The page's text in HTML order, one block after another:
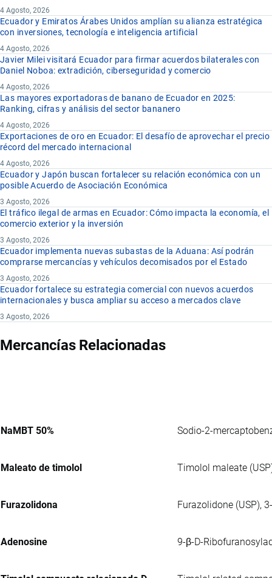
4 Agosto, 2026
Ecuador y Emiratos Árabes Unidos amplían su alianza estratégica
con inversiones, tecnología e inteligencia artificial
4 Agosto, 2026
Javier Milei visitará Ecuador para firmar acuerdos bilaterales con
Daniel Noboa: extradición, ciberseguridad y comercio
4 Agosto, 2026
Las mayores exportadoras de banano de Ecuador en 2025:
Ranking, cifras y análisis del sector bananero
4 Agosto, 2026
Exportaciones de oro en Ecuador: El desafío de aprovechar el precio
récord del mercado internacional
4 Agosto, 2026
Ecuador y Japón buscan fortalecer su relación económica con un
posible Acuerdo de Asociación Económica
3 Agosto, 2026
El tráfico ilegal de armas en Ecuador: Cómo impacta la economía, el
comercio exterior y la inversión
3 Agosto, 2026
Ecuador implementa nuevas subastas de la Aduana: Así podrán
comprarse mercancías y vehículos decomisados por el Estado
3 Agosto, 2026
Ecuador fortalece su estrategia comercial con nuevos acuerdos
internacionales y busca ampliar su acceso a mercados clave
3 Agosto, 2026
Mercancías Relacionadas
NaMBT 50% Sodio-2-
Maleato de timolol Timolol maleate
Furazolidona Furazolidone (USP),
Adenosine 9-β-D-